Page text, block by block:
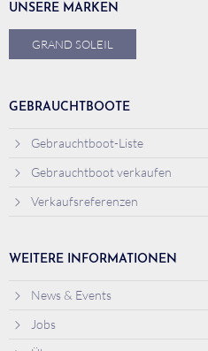
UNSERE MARKEN
GRAND SOLEIL
GEBRAUCHTBOOTE
Gebrauchtboot-Liste
Gebrauchtboot verkaufen
Verkaufsreferenzen
WEITERE INFORMATIONEN
News & Events
Jobs